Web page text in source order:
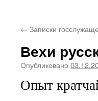
← Записки
Вехи
Опубликовано
Опыт